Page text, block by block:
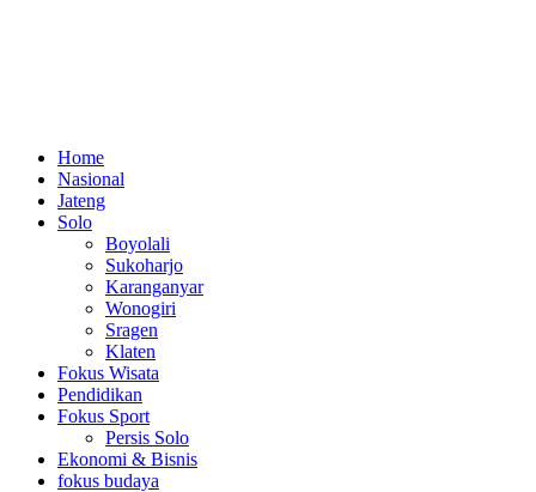
Home
Nasional
Jateng
Solo
Boyolali
Sukoharjo
Karanganyar
Wonogiri
Sragen
Klaten
Fokus Wisata
Pendidikan
Fokus Sport
Persis Solo
Ekonomi & Bisnis
fokus budaya